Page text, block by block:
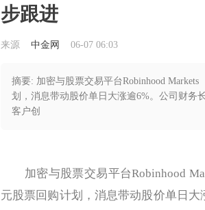
步跟进
来源 中金网 06-07 06:03
摘要: 加密与股票交易平台Robinhood
划，消息带动股价单日大涨逾6%。公司财务
客户创
加密与股票交易平台Robinhood
元股票回购计划，消息带动股价单日大